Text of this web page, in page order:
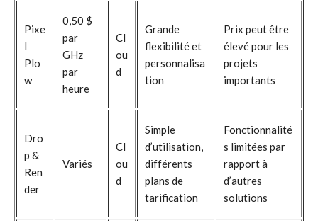
Pixe
l
Plo
w
0,50 $
par
GHz
par
heure
Cl
ou
d
Grande
flexibilité et
personnalisa
tion
Prix peut être
élevé pour les
projets
importants
Dro
p &
Ren
der
Variés
Cl
ou
d
Simple
d’utilisation,
différents
plans de
tarification
Fonctionnalité
s limitées par
rapport à
d’autres
solutions